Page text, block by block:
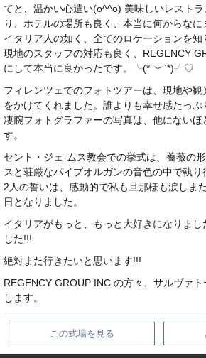
てと、温かい心遣い(o^^o) 美味しいレスト
り、ホテルの場所も良く、本当に何からなに
イタリア人の如く、全てのロケーションを
現地のスタッフの対応も良く、REGENCY
にして本当に良かったです。╰(*´︶`*)╯♡
フィレンツェでのフォトツアーは、現地や
をかけてくれました。誰よりも幸せ感たっぷ
凄腕フォトグラファーの写真は、他にないほ
す。
セント・ジェ-ムス教会での挙式は、薔薇の
スと荘厳なパイプオルガンの音色の中で執り
2人の誓いは、感動的で私も旦那様も涙しま
日となりました。
イタリアがもっと、もっと大好きになりまし
した!!!
絶対また行きたいと思います!!!
REGENCY GROUP INC.の方々、サルヴァ
します。
この式場を見る